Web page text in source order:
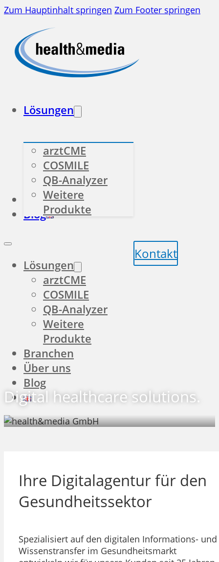
Zum Hauptinhalt springen Zum Footer springen
Lösungen
arztCME
COSMILE
QB-Analyzer
Weitere
Produkte
BranchenÜber uns
Blog
Lösungen
arztCME
COSMILE
QB-Analyzer
Weitere
Produkte
Branchen
Über uns
Blog
Kontakt
Digital healthcare solutions.
Ihre Digitalagentur für den
Gesundheitssektor
Spezialisiert auf den digitalen Informations- und
Wissenstransfer im Gesundheitsmarkt